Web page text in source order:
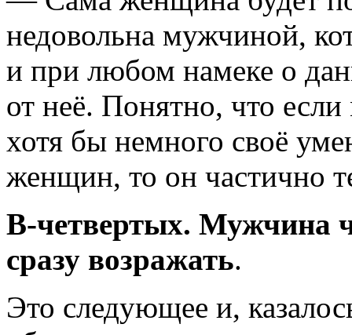
недовольна мужчиной,
и при любом намеке о
от неё. Понятно, что
хотя бы немного своё
женщин, то он частично
В-четвертых. Мужчина
сразу возражать.
Это следующее и,